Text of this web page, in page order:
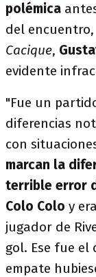
polémica
del
Cacique,
evidente
"Fue un
diferencias
con
marcan la
terrible error
Colo Colo y era
jugador de
gol. Ese fue
empate